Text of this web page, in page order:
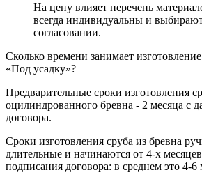
На цену влияет перечень
всегда индивидуальны и
согласовании.
Сколько времени занимает
«Под усадку»?
Предварительные сроки изготовления
оцилиндрованного бревна - 2 месяца с
договора.
Сроки изготовления сруба из бревна
длительные и начинаются от 4-х
подписания договора: в среднем это 4-6